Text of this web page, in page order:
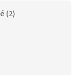
(2)